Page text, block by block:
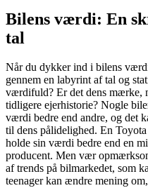
Bilens værdi: En
tal
Når du dykker ind i bilens
gennem en labyrint af tal og
værdifuld? Er det dens mærke,
tidligere ejerhistorie? Nogle
værdi bedre end andre, og det
til dens pålidelighed. En
holde sin værdi bedre end en
producent. Men vær
af trends på bilmarkedet, som
teenager kan ændre mening